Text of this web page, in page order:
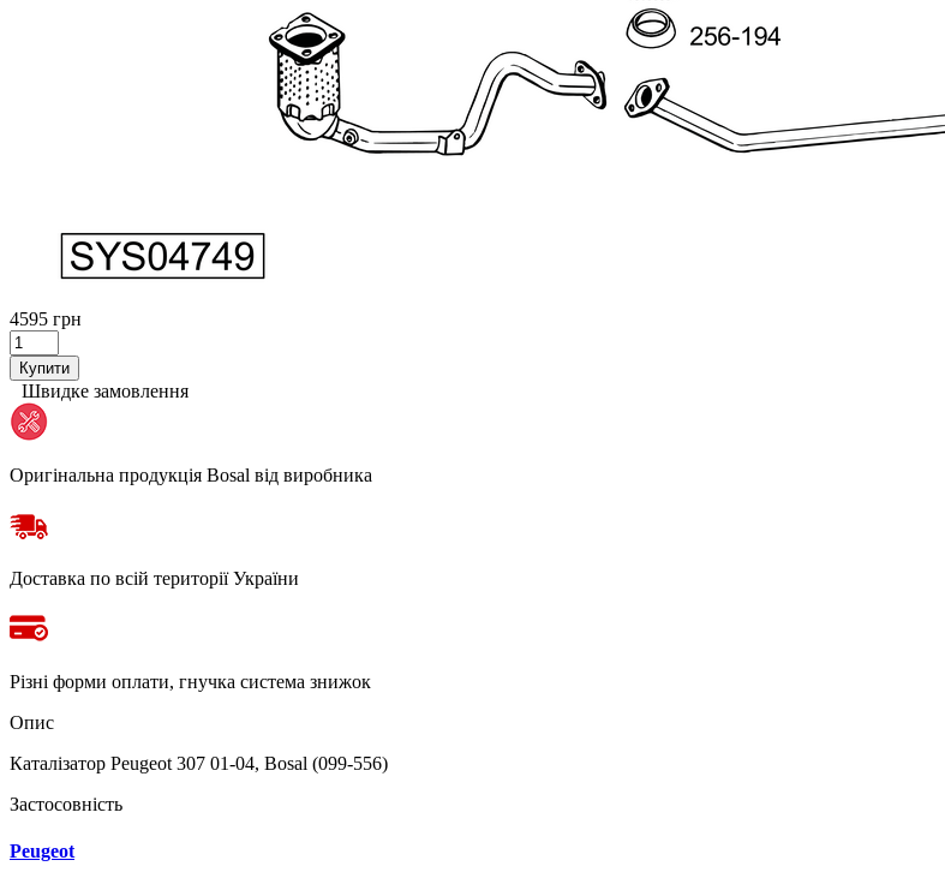
4595 грн
Купити
Швидке замовлення
Оригінальна продукція Bosal від виробника
Доставка по всій території України
Різні форми оплати, гнучка система знижок
Опис
Каталізатор Peugeot 307 01-04, Bosal (099-556)
Застосовність
Peugeot